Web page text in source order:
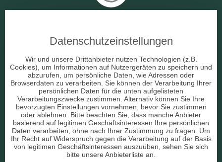
Beruf & Arbeitsleben
Liebe & Partnerschaft
sonstige Bereiche
AGB
Datenschutz
Datenschutzeinstellungen
Wir und unsere Drittanbieter nutzen Technologien (z.B.
Cookies), um Informationen auf Nutzergeräten zu speichern und
abzurufen, um persönliche Daten, wie Adressen oder
Browserdaten zu verarbeiten. Sie können der Verarbeitung Ihrer
persönlichen Daten für die unten aufgelisteten
Verarbeitungszwecke zustimmen. Alternativ können Sie Ihre
bevorzugten Einstellungen vornehmen, bevor Sie zustimmen
oder ablehnen. Bitte beachten Sie, dass manche Anbieter
basierend auf legitimen Geschäftsinteressen Ihre persönlichen
Daten verarbeiten, ohne nach Ihrer Zustimmung zu fragen. Um
Ihr Recht auf Widerspruch gegen die Verarbeitung auf der Basis
von legitimen Geschäftsinteressen auszuüben, sehen Sie sich
bitte unsere Anbieterliste an.